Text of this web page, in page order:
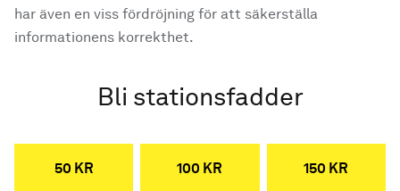
har även en viss fördröjning för att säkerställa
informationens korrekthet.
Bli stationsfadder
50 KR 100 KR 150 KR